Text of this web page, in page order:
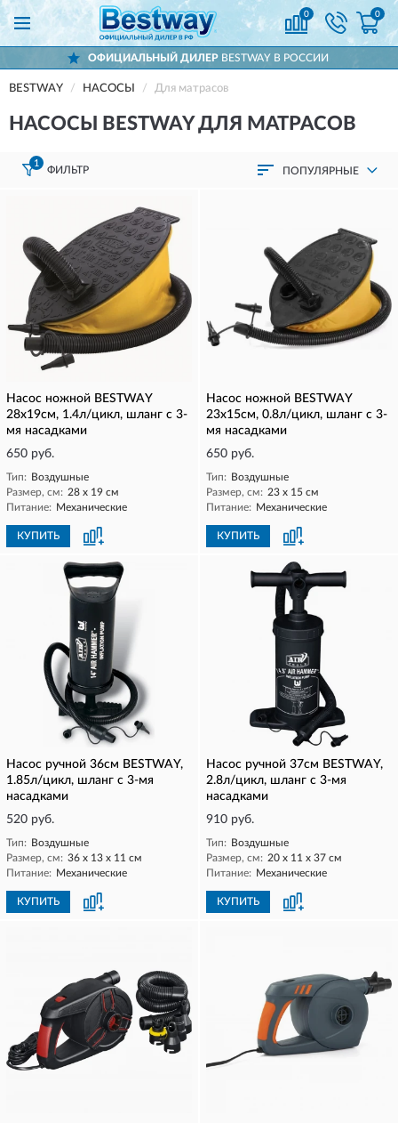
0 0
ОФИЦИАЛЬНЫЙ ДИЛЕРBESTWAY В РОССИИ
BESTWAY НАСОСЫ Для матрасов
НАСОСЫ BESTWAY ДЛЯ МАТРАСОВ
1
ФИЛЬТР ПОПУЛЯРНЫЕ
Насос ножной BESTWAY
28х19см, 1.4л/цикл, шланг с 3-
мя насадками
650 руб.
Тип: Воздушные
Размер, см: 28 х 19 см
Питание: Механические
КУПИТЬ
Насос ножной BESTWAY
23х15см, 0.8л/цикл, шланг с 3-
мя насадками
650 руб.
Тип: Воздушные
Размер, см: 23 х 15 см
Питание: Механические
КУПИТЬ
Насос ручной 36см BESTWAY,
1.85л/цикл, шланг с 3-мя
насадками
520 руб.
Тип: Воздушные
Размер, см: 36 x 13 x 11 см
Питание: Механические
КУПИТЬ
Насос ручной 37см BESTWAY,
2.8л/цикл, шланг с 3-мя
насадками
910 руб.
Тип: Воздушные
Размер, см: 20 x 11 x 37 см
Питание: Механические
КУПИТЬ